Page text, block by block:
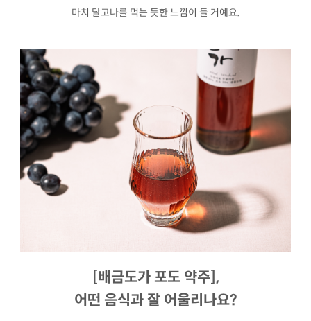
마치 달고나를 먹는 듯한 느낌이 들 거예요.
[배금도가 포도 약주],
어떤 음식과 잘 어울리나요?